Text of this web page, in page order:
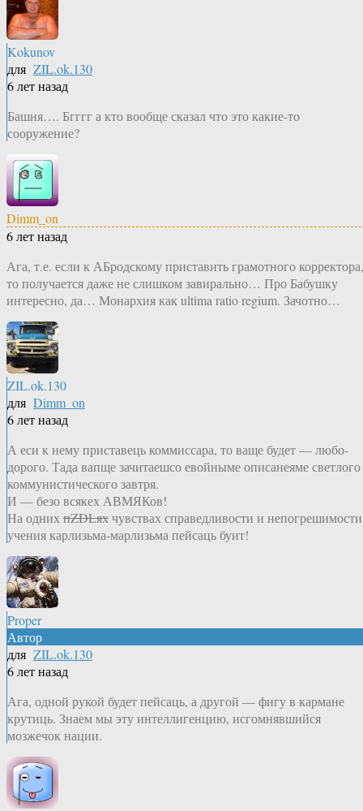
Kokunov
для ZIL.ok.130
6 лет назад
Башня…. Бгггг а кто вообще сказал что это какие-то
сооружение?
Dimm_on
6 лет назад
Ага, т.е. если к АБродскому приставить грамотного корректора,
то получается даже не слишком завирально… Про Бабушку
интересно, да… Монархия как ultima ratio regium. Зачотно…
ZIL.ok.130
для Dimm_on
6 лет назад
А еси к нему приставець коммиссара, то ваще будет — любо-
дорого. Тада вапще зачитаешсо евойныме описанеяме светлого
коммунистического завтря.
И — безо всякех АВМЯКов!
На однихпZDLяхчувствах справедливости и непогрешимости
учения карлизьма-марлизьма пейсаць буит!
Proper
Автор
для ZIL.ok.130
6 лет назад
Ага, одной рукой будет пейсаць, а другой — фигу в кармане
крутиць. Знаем мы эту интеллигенцию, исгомнявшийся
мозжечок нации.